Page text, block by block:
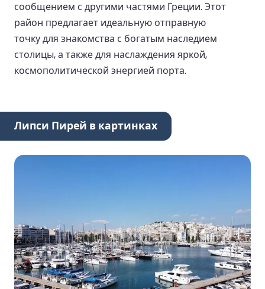
сообщением с другими частями Греции. Этот
район предлагает идеальную отправную
точку для знакомства с богатым наследием
столицы, а также для наслаждения яркой,
космополитической энергией порта.
Липси Пирей в картинках